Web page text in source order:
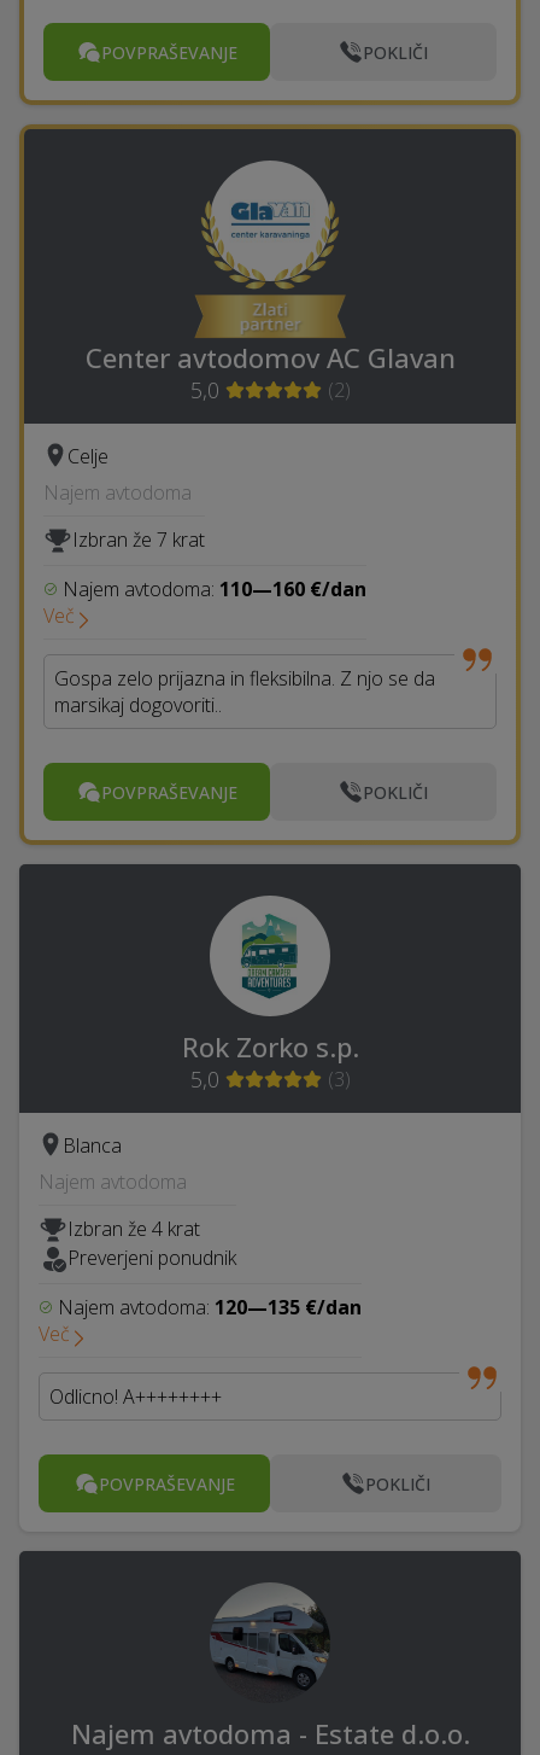
POVPRAŠEVANJE POKLIČI
Center avtodomov AC Glavan
5,0 (2)
Celje
Najem avtodoma
Izbran že 7 krat
Najem avtodoma: 110—160 €/dan
Več
Gospa zelo prijazna in fleksibilna. Z njo se da
marsikaj dogovoriti..
POVPRAŠEVANJE POKLIČI
Rok Zorko s.p.
5,0 (3)
Blanca
Najem avtodoma
Izbran že 4 krat
Preverjeni ponudnik
Najem avtodoma: 120—135 €/dan
Več
Odlicno! A++++++++
POVPRAŠEVANJE POKLIČI
Najem avtodoma - Estate d.o.o.